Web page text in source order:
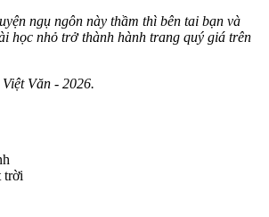
ngụ ngôn này thầm thì bên tai bạn và
học nhỏ trở thành hành trang quý giá trên
Văn - 2026.
trời